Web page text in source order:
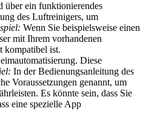
über ein funktionierendes
des Luftreinigers, um
Wenn Sie beispielsweise einen
mit Ihrem vorhandenen
kompatibel ist.
Diese
In der Bedienungsanleitung des
Voraussetzungen genannt, um
Es könnte sein, dass Sie
eine spezielle App